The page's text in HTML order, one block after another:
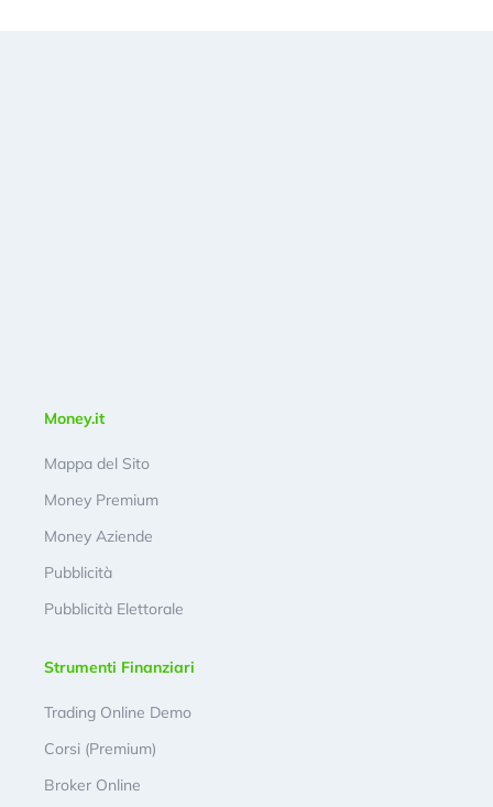
Money.it
Mappa del Sito
Money Premium
Money Aziende
Pubblicità
Pubblicità Elettorale
Strumenti Finanziari
Trading Online Demo
Corsi (Premium)
Broker Online